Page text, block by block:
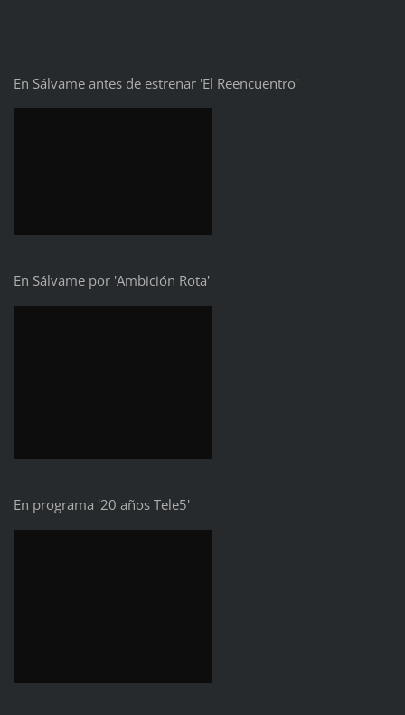
En Sálvame antes de estrenar 'El Reencuentro'
En Sálvame por 'Ambición Rota'
En programa '20 años Tele5'